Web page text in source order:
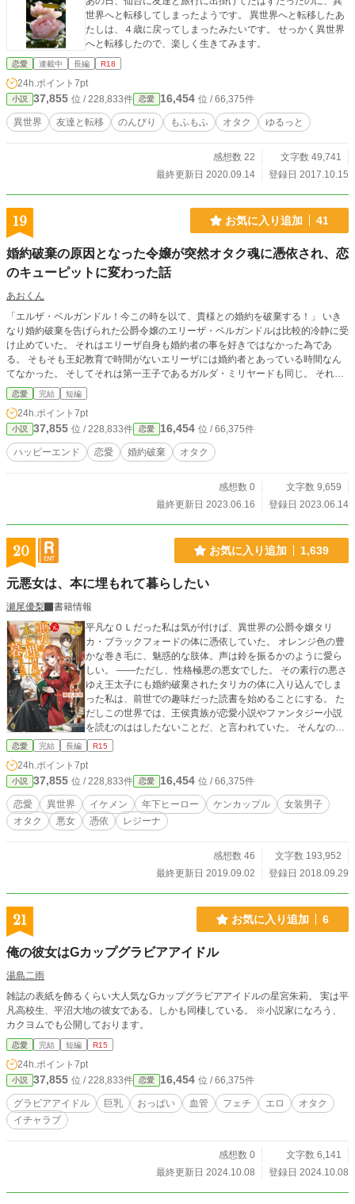
世界へと転移してしまったようです。 異世界へと転移したあ
たしは、４歳に戻ってしまったみたいです。 せっかく異世界
へと転移したので、楽しく生きてみます。
恋愛 連載中 長編 R18
24h.ポイント 7pt
小説 37,855 位 / 228,833件 恋愛 16,454 位 / 66,375件
異世界 友達と転移 のんびり もふもふ オタク ゆるっと
感想数 22
文字数 49,741
最終更新日 2020.09.14
登録日 2017.10.15
19 お気に入り追加 41
婚約破棄の原因となった令嬢が突然オタク魂に憑依され、恋
のキューピットに変わった話
あおくん
「エルザ・ベルガンドル！今この時を以て、貴様との婚約を破棄する！」 いき
なり婚約破棄を告げられた公爵令嬢のエリーザ・ベルガンドルは比較的冷静に受
け止めていた。 それはエリーザ自身も婚約者の事を好きではなかった為であ
る。 そもそも王妃教育で時間がないエリーザには婚約者とあっている時間なん
てなかった。 そしてそれは第一王子であるガルダ・ミリヤードも同じ。 それぞ
れが王位、そして王妃になるべく過ごしている中ガルダ殿下が一人の女性に熱を
上げ、結果言い掛かりとしかいえない内容で婚約破棄を告げたその時だった。
ガルダ殿下を誘惑した男爵令嬢が悲鳴を上げ、人が変わったように殿下たちを貶
し始めた。 頭お花畑がいますので、気にせずに読んでいただけたらと思いま
す。 また息抜きのつもりで書きました。 ゆるゆる設定で、ぬるっと書いてます
ので、細かいところは考えてません…。 ※こちらの作品について、Kindleさん
もしKindle Unlimitedに登録している方、また興味がある方がいらっしゃいまし
たら読んでみていただけると嬉しいです。
恋愛 完結 短編
24h.ポイント 7pt
小説 37,855 位 / 228,833件 恋愛 16,454 位 / 66,375件
ハッピーエンド 恋愛 婚約破棄 オタク
感想数 0
文字数 9,659
最終更新日 2023.06.16
登録日 2023.06.14
20 お気に入り追加 1,639
元悪女は、本に埋もれて暮らしたい
瀬尾優梨
書籍情報
平凡なＯＬだった私は気が付けば、異世界の公爵令嬢タリ
カ・ブラックフォードの体に憑依していた。 オレンジ色の豊
かな巻き毛に、魅惑的な肢体。声は鈴を振るかのように愛ら
しい。 ――ただし、性格極悪の悪女でした。 その素行の悪さ
ゆえ王太子にも婚約破棄されたタリカの体に入り込んでしま
った私は、前世での趣味だった読書を始めることにする。 た
だしこの世界では、王侯貴族が恋愛小説やファンタジー小説
を読むのははしたないことだ、と言われていた。 そんなのひ
どい！ 私は、胸のときめくような小説が読みたい！ 前向きに
むため、庶民の娯楽であるファンタジー小説にどっぷり浸か
ります！ ※レジーナブックスより書籍化したため、本編を引
き下げ、番外編のみ残しております。
恋愛 完結 長編 R15
24h.ポイント 7pt
小説 37,855 位 / 228,833件 恋愛 16,454 位 / 66,375件
恋愛 異世界 イケメン 年下ヒーロー ケンカップル
女装男子
オタク
悪女 憑依 レジーナ
感想数 46
文字数 193,952
最終更新日 2019.09.02
登録日 2018.09.29
21 お気に入り追加 6
俺の彼女はGカップグラビアアイドル
湯島二雨
雑誌の表紙を飾るくらい大人気なGカップグラビアアイドルの星宮朱莉。 実は平
凡高校生、平沼大地の彼女である。しかも同棲している。 ※小説家になろう、
カクヨムでも公開しております。
恋愛 完結 短編 R15
24h.ポイント 7pt
小説 37,855 位 / 228,833件 恋愛 16,454 位 / 66,375件
グラビアアイドル 巨乳 おっぱい 血管 フェチ エロ
オタク
イチャラブ
感想数 0
文字数 6,141
最終更新日 2024.10.08
登録日 2024.10.08